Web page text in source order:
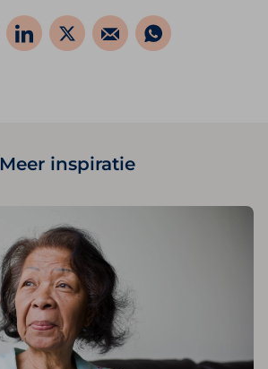
Meer inspiratie